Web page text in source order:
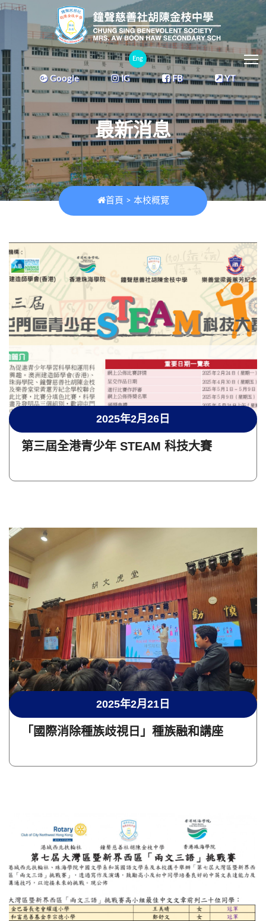
Eng
Google IG FB YT
最新消息
首頁 > 本校概覽
2025年2月26日
第三屆全港青少年 STEAM 科技大賽
2025年2月21日
「國際消除種族歧視日」種族融和講座